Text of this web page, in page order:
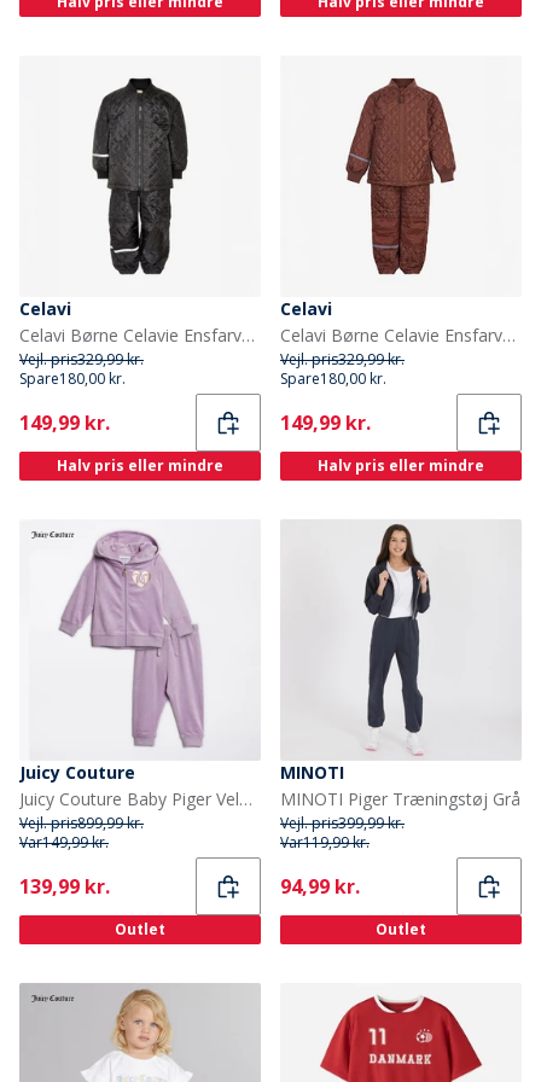
Celavi
Celavi Børne Celavie Ensfarvet Basis Termosæt Sort
Vejl. pris329,99 kr.
Spare180,00 kr.
Current
149,99 kr.
Halv pris eller mindre
Celavi
Celavi Børne Celavie Ensfarvet Basis Termosæt Tortoise Shell
Vejl. pris329,99 kr.
Spare180,00 kr.
Current
149,99 kr.
Halv pris eller mindre
Juicy Couture
Juicy Couture Baby Piger Velour Træningsdragt Lavendel
Vejl. pris899,99 kr.
Var149,99 kr.
Current
139,99 kr.
Outlet
MINOTI
MINOTI Piger Træningstøj Grå
Vejl. pris399,99 kr.
Var119,99 kr.
Current
94,99 kr.
Outlet